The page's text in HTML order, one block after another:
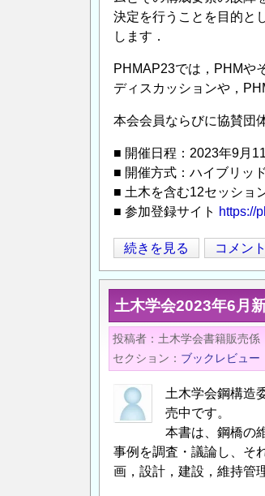
ー
マ
公
募
に
い
て
の
フ
ラ
先
端
技
コ
ン
ソ
ー
シ
ム
全
体
会
議）
催
の
お
ら
せ
決定を行うことを目的と
します．
PHMAP23では，PHMや
ディスカッションや，
本会会員ならびに協賛団
■ 開催日程：2023年9月
■ 開催方式：ハイブリッ
■ 土木を含む12セッショ
■ 参加登録サイト https://
PHMAP23
経
年
劣
化
予
測/
管
ア
ジ
続きを見る コメン
土木学会2023年6月
投稿者 土木学会書籍販売係
セクション
ブックレビュー
土木学会鋼構造
売中です。
本書は、鋼橋の
事例を調査・議論し、そ
画，設計，建設，維持管